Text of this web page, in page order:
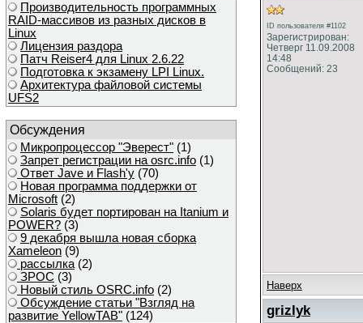
Производительность программных
RAID-массивов из разных дисков в
Linux
Лицензия раздора
Патч Reiser4 для Linux 2.6.22
Подготовка к экзамену LPI Linux.
Архитектура файловой системы
UFS2
Обсуждения
Микропроцессор "Эверест" (1)
Запрет регистрации на osrc.info (1)
Ответ Javе и Flash'у (70)
Новая программа поддержки от
Microsoft (2)
Solaris будет портирован на Itanium и
POWER? (3)
9 декабря вышла новая сборка
Xameleon (9)
рассылка (2)
ЗРОС (3)
Новый стиль OSRC.info (2)
Обсуждение статьи "Взгляд на
развитие YellowTAB" (124)
ID пользователя #1102
Зарегистрирован:
Четверг 11.09.2008
14:48
Сообщений: 23
Наверх
grizlyk